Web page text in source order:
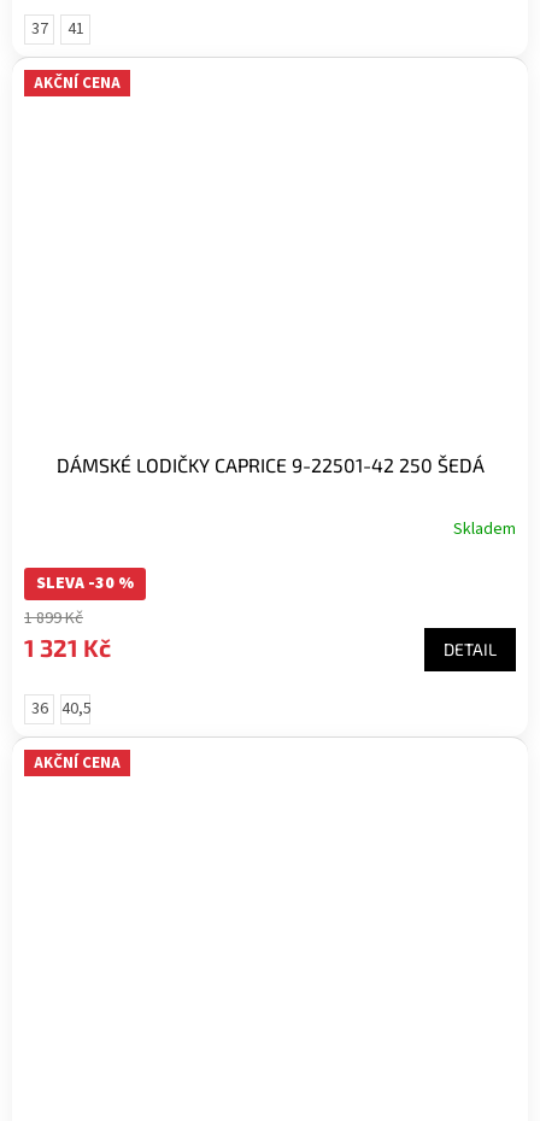
37 41
AKČNÍ CENA
DÁMSKÉ LODIČKY CAPRICE 9-22501-42 250 ŠEDÁ
Skladem
SLEVA -30 %
1 899 Kč
1 321 Kč DETAIL
36 40,5
AKČNÍ CENA